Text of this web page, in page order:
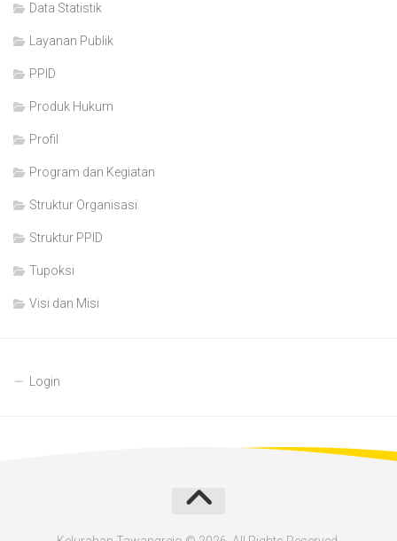
Data Statistik
Layanan Publik
PPID
Produk Hukum
Profil
Program dan Kegiatan
Struktur Organisasi
Struktur PPID
Tupoksi
Visi dan Misi
Login